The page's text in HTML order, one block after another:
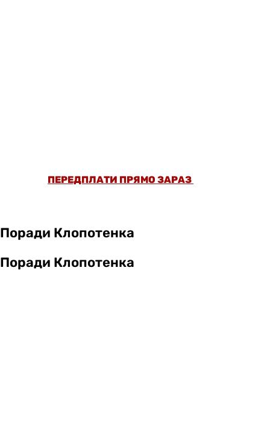
ПЕРЕДПЛАТИ ПРЯМО ЗАРАЗ
Поради Клопотенка
Поради Клопотенка